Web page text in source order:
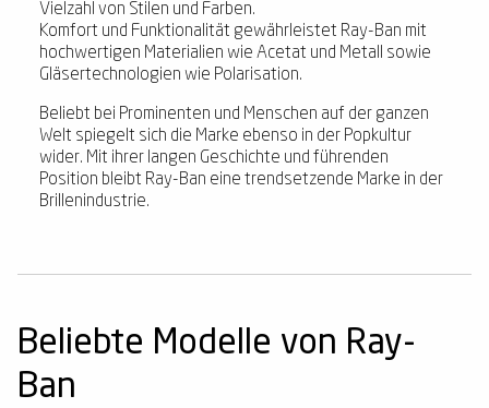
Vielzahl von Stilen und Farben.
Komfort und Funktionalität gewährleistet Ray-Ban mit
hochwertigen Materialien wie Acetat und Metall sowie
Gläsertechnologien wie Polarisation.
Beliebt bei Prominenten und Menschen auf der ganzen
Welt spiegelt sich die Marke ebenso in der Popkultur
wider. Mit ihrer langen Geschichte und führenden
Position bleibt Ray-Ban eine trendsetzende Marke in der
Brillenindustrie.
Beliebte Modelle von Ray-
Ban